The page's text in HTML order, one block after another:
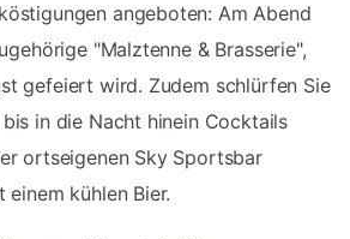
angeboten: Am Abend
"Malztenne & Brasserie",
gefeiert wird. Zudem schlürfen Sie
in die Nacht hinein Cocktails
ortseigenen Sky Sportsbar
kühlen Bier.